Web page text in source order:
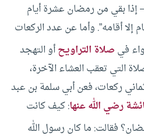
إذا بقي من رمضان عشرة أيام
أقامه”. وأما عن عدد الركعات
في صلاة التراويحأو التهجد
التي تعقب العشاء الآخرة،
ثماني ركعات، فعن أبي سلمة بن عبد
رضي الله عنها: كيف كانت
فقالت: ما كان رسول الله